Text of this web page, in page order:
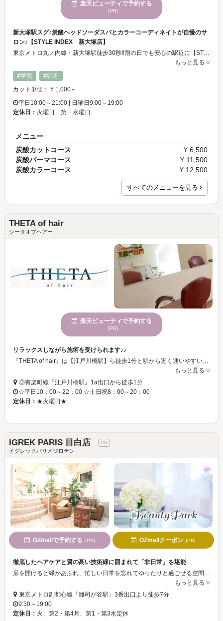
楽天ビューティで予約する
[PR]
新大塚駅スグ♪炭酸ヘッドソーダスパとカラーコーディネイトが自慢のサ
ロン♪【STYLE INDEX 新大塚店】
もっと見る
#学割
#駅近
カット単価： ¥ 1,000～
平日10:00～21:00 | 日曜日9:00～19:00
定休日： 火曜日 第一水曜日
メニュー
炭酸カットコース
¥ 6,500
炭酸パーマコース
¥ 11,500
炭酸カラーコース
¥ 12,500
すべてのメニューを見る
THETA of hair
シータオブヘアー
楽天ビューティで予約する
[PR]
リラックスしながら施術を受けられます♪♪
『THETA of hair』は【江戸川橋駅】ら徒歩1分と駅から近く通いやすい☆おもてなしの心で足を運んでいただいた全てのお客様にリラックスしていただける髪と心のサロンです♪♪リラックスしている時や、うとうととしている時にでるといわれている脳波のひとつΘ波(シータ）から、店舗名は、お客様にリラックスして寛いでいただきたいという思いで名づけました。癒しの空間でヘアチェンジいたしませんか？？
もっと見る
◎有楽町線『江戸川橋駅』1a出口から徒歩1分
☆平日10：00～22：00 ☆土日祝8：00～20：00
定休日： ★火曜日★
IGREK PARIS 目白店
イグレックパリメジロテン
OZmallで予約する [PR] OZmallクーポン [PR]
徹底したヘアケアと質の高い技術緑に囲まれて「非日常」を堪能
扉を開けると緑があふれ、忙しい日常を忘れてゆったりと過ごせる空間を提供してくれるラグジュアリーサロン。確かな技術と豊富な薬剤で、近隣の大人女性からトレンドに敏感な大学生まで、幅広い年齢層に支持されている。ダメージレスを重視したオーガニックカラーや業界屈指のトリートメントは、きっと仕上がりに満足できるはず。
もっと見る
東京メトロ副都心線「雑司が谷駅」3番出口より徒歩7分
9:30～19:00
定休日： 火、第2・第4月、第1・第3水定休